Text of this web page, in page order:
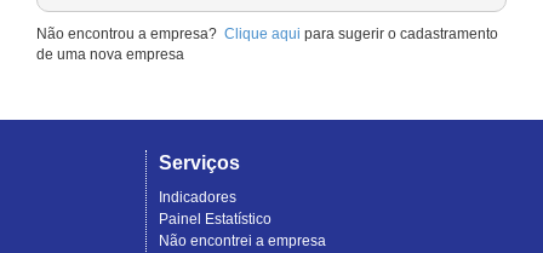
Não encontrou a empresa? Clique aqui para sugerir o cadastramento
de uma nova empresa
Serviços
Indicadores
Painel Estatístico
Não encontrei a empresa